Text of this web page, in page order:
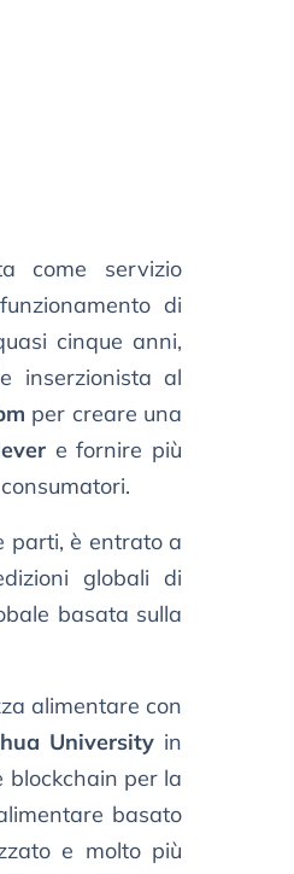
come servizio
di
cinque anni,
inserzionista al
per creare una
e fornire più
parti, è entrato a
globali di
basata sulla
alimentare con
University in
blockchain per la
basato
e molto più